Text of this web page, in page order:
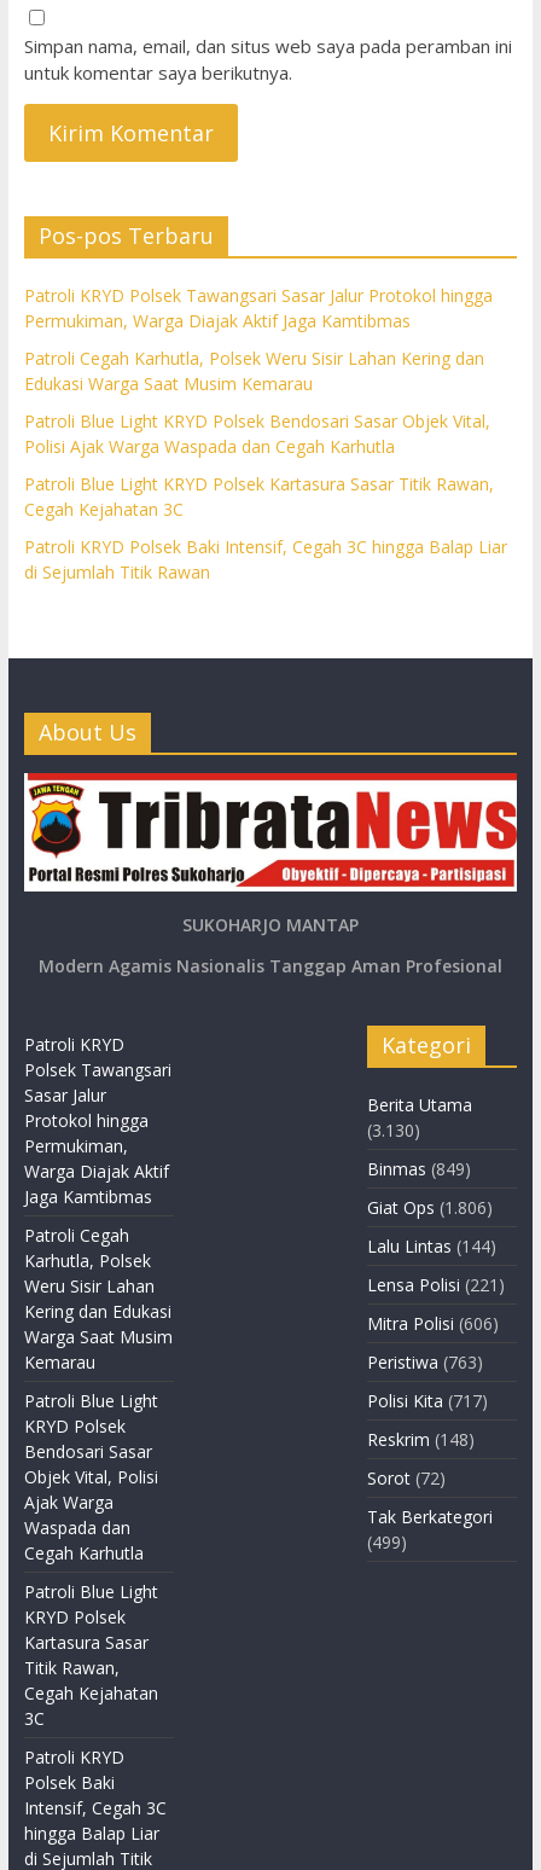
Simpan nama, email, dan situs web saya pada peramban ini
untuk komentar saya berikutnya.
Pos-pos Terbaru
Patroli KRYD Polsek Tawangsari Sasar Jalur Protokol hingga
Permukiman, Warga Diajak Aktif Jaga Kamtibmas
Patroli Cegah Karhutla, Polsek Weru Sisir Lahan Kering dan
Edukasi Warga Saat Musim Kemarau
Patroli Blue Light KRYD Polsek Bendosari Sasar Objek Vital,
Polisi Ajak Warga Waspada dan Cegah Karhutla
Patroli Blue Light KRYD Polsek Kartasura Sasar Titik Rawan,
Cegah Kejahatan 3C
Patroli KRYD Polsek Baki Intensif, Cegah 3C hingga Balap Liar
di Sejumlah Titik Rawan
About Us
SUKOHARJO MANTAP
Modern Agamis Nasionalis Tanggap Aman Profesional
Patroli KRYD
Polsek Tawangsari
Sasar Jalur
Protokol hingga
Permukiman,
Warga Diajak Aktif
Jaga Kamtibmas
Patroli Cegah
Karhutla, Polsek
Weru Sisir Lahan
Kering dan Edukasi
Warga Saat Musim
Kemarau
Patroli Blue Light
KRYD Polsek
Bendosari Sasar
Objek Vital, Polisi
Ajak Warga
Waspada dan
Cegah Karhutla
Patroli Blue Light
KRYD Polsek
Kartasura Sasar
Titik Rawan,
Cegah Kejahatan
3C
Patroli KRYD
Polsek Baki
Intensif, Cegah 3C
hingga Balap Liar
di Sejumlah Titik
Kategori
Berita Utama
(3.130)
Binmas (849)
Giat Ops (1.806)
Lalu Lintas (144)
Lensa Polisi (221)
Mitra Polisi (606)
Peristiwa (763)
Polisi Kita (717)
Reskrim (148)
Sorot (72)
Tak Berkategori
(499)